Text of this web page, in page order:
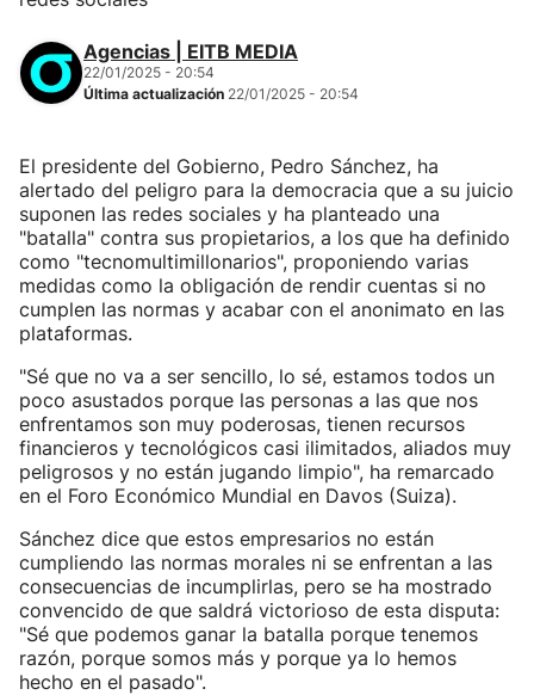
Agencias | EITB MEDIA
22/01/2025 - 20:54
Última actualización 22/01/2025 - 20:54
El presidente del Gobierno, Pedro Sánchez, ha
alertado del peligro para la democracia que a su juicio
suponen las redes sociales y ha planteado una
"batalla" contra sus propietarios, a los que ha definido
como "tecnomultimillonarios", proponiendo varias
medidas como la obligación de rendir cuentas si no
cumplen las normas y acabar con el anonimato en las
plataformas.
"Sé que no va a ser sencillo, lo sé, estamos todos un
poco asustados porque las personas a las que nos
enfrentamos son muy poderosas, tienen recursos
financieros y tecnológicos casi ilimitados, aliados muy
peligrosos y no están jugando limpio", ha remarcado
en el Foro Económico Mundial en Davos (Suiza).
Sánchez dice que estos empresarios no están
cumpliendo las normas morales ni se enfrentan a las
consecuencias de incumplirlas, pero se ha mostrado
convencido de que saldrá victorioso de esta disputa:
"Sé que podemos ganar la batalla porque tenemos
razón, porque somos más y porque ya lo hemos
hecho en el pasado".